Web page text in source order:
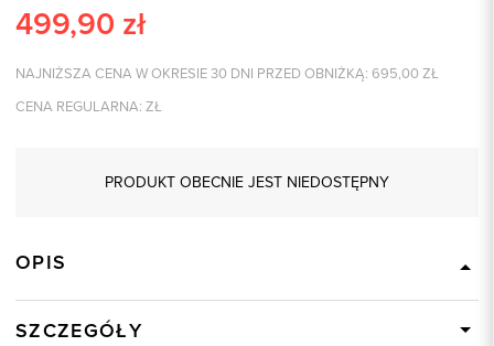
499,90 zł
NAJNIŻSZA CENA W OKRESIE 30 DNI PRZED OBNIŻKĄ: 695,00 ZŁ
CENA REGULARNA: ZŁ
PRODUKT OBECNIE JEST NIEDOSTĘPNY
OPIS
SZCZEGÓŁY